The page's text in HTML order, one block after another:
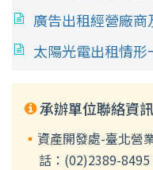
廣告出租經營廠
太陽光電出租情形
承辦單位聯絡資訊
資產開發處-臺北營
話：(02)2389-